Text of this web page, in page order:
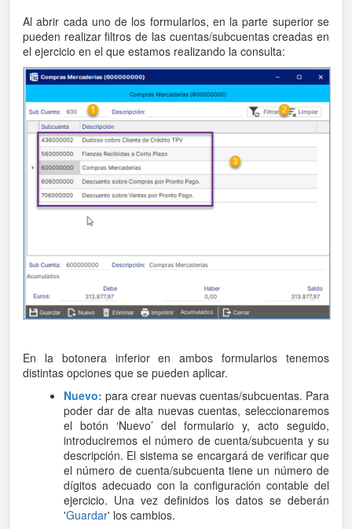
Al abrir cada uno de los formularios, en la parte superior se
pueden realizar filtros de las cuentas/subcuentas creadas en
el ejercicio en el que estamos realizando la consulta:
En la botonera inferior en ambos formularios tenemos
distintas opciones que se pueden aplicar.
Nuevo: para crear nuevas cuentas/subcuentas. Para
poder dar de alta nuevas cuentas, seleccionaremos
el botón ‘Nuevo’ del formulario y, acto seguido,
introduciremos el número de cuenta/subcuenta y su
descripción. El sistema se encargará de verificar que
el número de cuenta/subcuenta tiene un número de
dígitos adecuado con la configuración contable del
ejercicio. Una vez definidos los datos se deberán
'Guardar' los cambios.